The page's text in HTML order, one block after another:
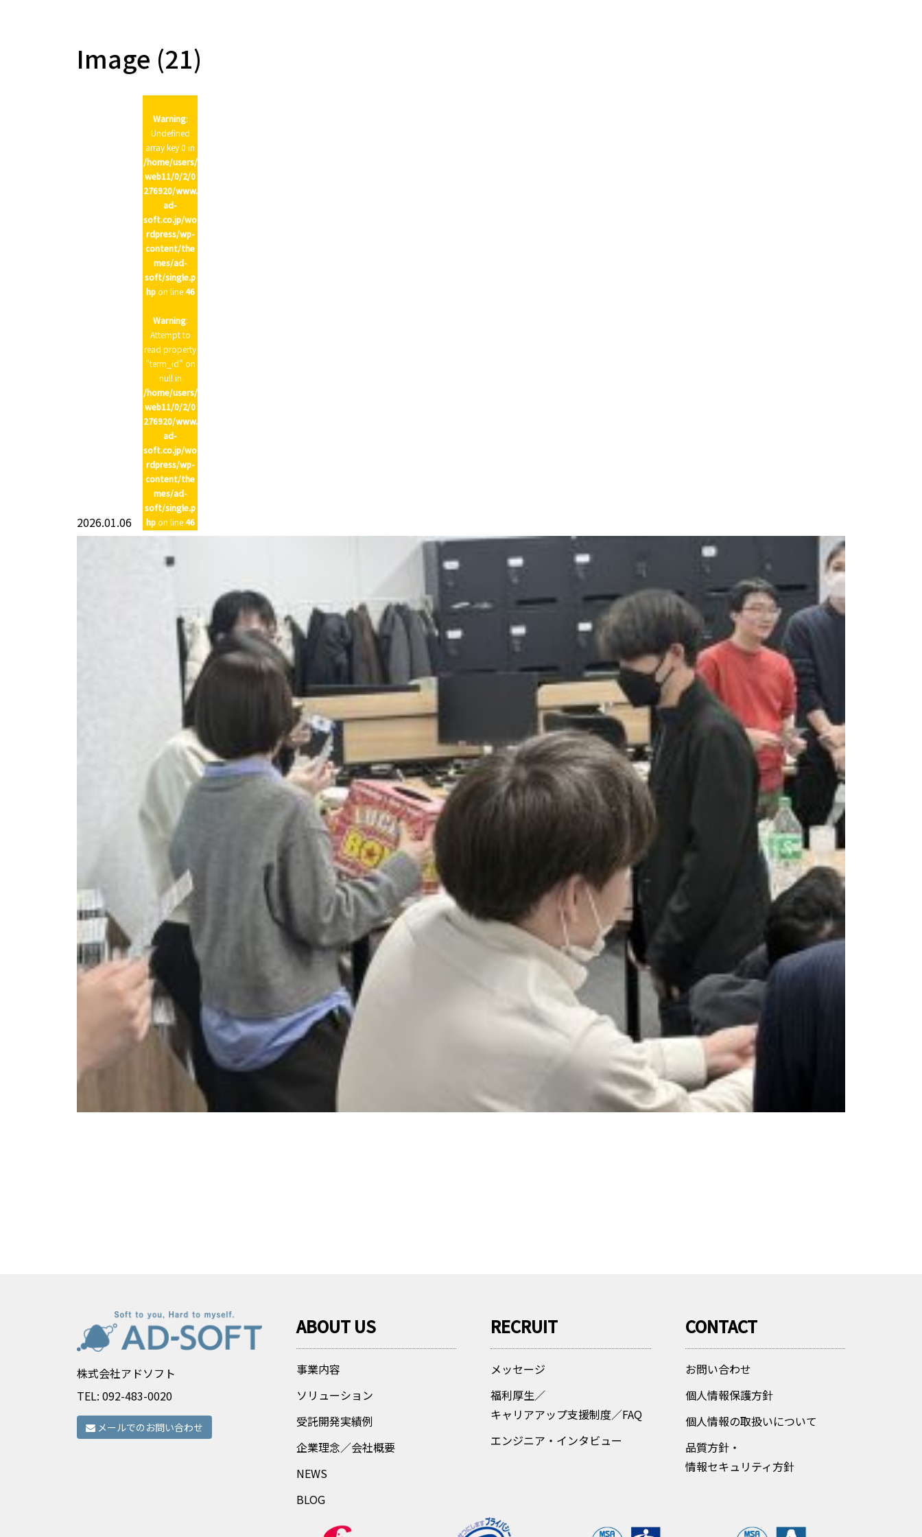
Image (21)
2026.01.06
Warning:
Undefined
array key 0 in
/home/users/
web11/0/2/0
276920/www.
ad-
soft.co.jp/wo
rdpress/wp-
content/the
mes/ad-
soft/single.p
hpon line46
Warning:
Attempt to
read property
"term_id" on
null in
/home/users/
web11/0/2/0
276920/www.
ad-
soft.co.jp/wo
rdpress/wp-
content/the
mes/ad-
soft/single.p
hpon line46
株式会社アドソフト
TEL: 092-483-0020
メールでのお問い合わせ
ABOUT US
事業内容
ソリューション
受託開発実績例
企業理念／会社概要
NEWS
BLOG
RECRUIT
メッセージ
福利厚生／
キャリアアップ支援制度／FAQ
エンジニア・インタビュー
CONTACT
お問い合わせ
個人情報保護方針
個人情報の取扱いについて
品質方針・
情報セキュリティ方針